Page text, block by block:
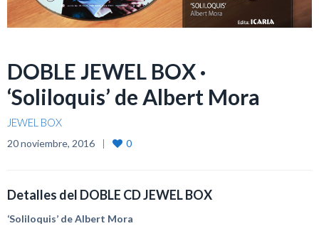
DOBLE JEWEL BOX ·
‘Soliloquis’ de Albert Mora
JEWEL BOX
20 noviembre, 2016 0
Detalles del DOBLE CD JEWEL BOX
‘Soliloquis’ de Albert Mora